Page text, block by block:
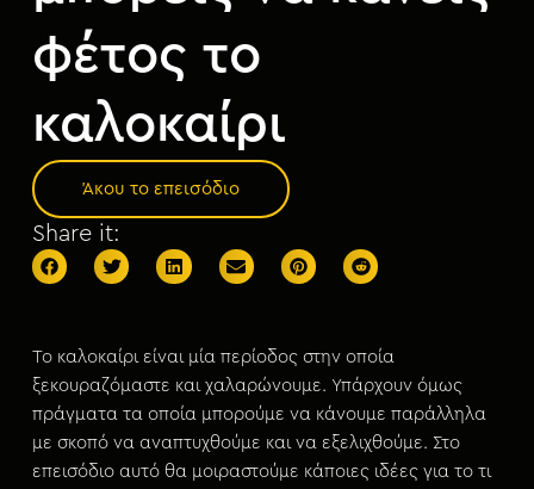
φέτος το
καλοκαίρι
Άκου το επεισόδιο
Share it:
Το καλοκαίρι είναι μία περίοδος στην οποία
ξεκουραζόμαστε και χαλαρώνουμε. Υπάρχουν όμως
πράγματα τα οποία μπορούμε να κάνουμε παράλληλα
με σκοπό να αναπτυχθούμε και να εξελιχθούμε. Στο
επεισόδιο αυτό θα μοιραστούμε κάποιες ιδέες για το τι